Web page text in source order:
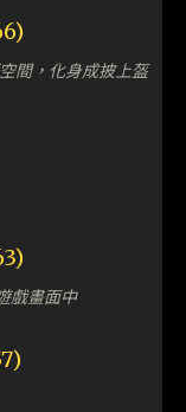
間，化身成披上盔
戲畫面中